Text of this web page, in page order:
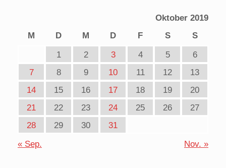
Oktober 2019
M
D M D F S
S
1
2 3 4 5
6
7
8 9 10 11 12
13
14
15 16 17 18 19
20
21
22 23 24 25 26
27
28
29 30
31
« Sep.
Nov. »